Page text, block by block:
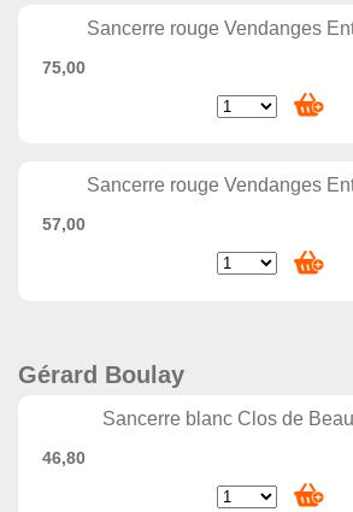
Sancerre rouge Vendanges
75,00
Sancerre rouge Vendanges
57,00
Gérard Boulay
Sancerre blanc Clos de
46,80